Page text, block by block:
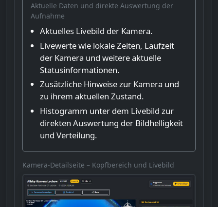
Aktuelle Daten und direkte Auswertung der
Aufnahme
Aktuelles Livebild der Kamera.
Livewerte wie lokale Zeiten, Laufzeit
der Kamera und weitere aktuelle
Statusinformationen.
Zusätzliche Hinweise zur Kamera und
zu ihrem aktuellen Zustand.
Histogramm unter dem Livebild zur
direkten Auswertung der Bildhelligkeit
und Verteilung.
Kamera-Detailseite – Kopfbereich und Livebild